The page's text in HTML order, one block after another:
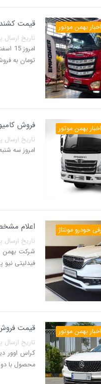
اخبار بهمن موتور قیمت کشنده
تاریخ ارسال پست: 15 اسفند
تومان به
اخبار بهمن موتور فروش
تاریخ ارسال پست: 27 دی
امروز سه شنبه 27 دی ماه بورس کالای ایران میزبان عرضه 105 دستگاه کامیونت
خودرو مونتاژ اعلام
تاریخ ارسال پست: 10 آذر
شرکت بهمن
فیدلیتی نیو
اخبار بهمن موتور قیمت فروش
تاریخ ارسال پست: 23 آبان
محصول با